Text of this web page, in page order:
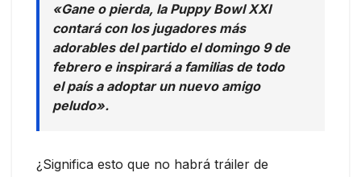
«Gane o pierda, la Puppy Bowl XXI
contará con los jugadores más
adorables del partido el domingo 9 de
febrero e inspirará a familias de todo
el país a adoptar un nuevo amigo
peludo».
¿Significa esto que no habrá tráiler de